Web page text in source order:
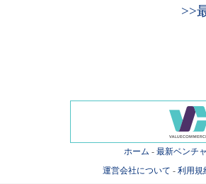
>>
ホーム - 最新ベンチ
運営会社について - 利用規